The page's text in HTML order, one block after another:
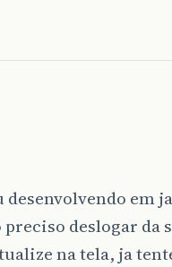
em
deslogar da
na tela, ja